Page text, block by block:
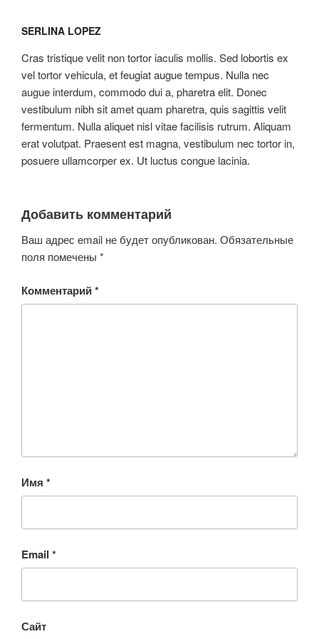
SERLINA LOPEZ
Cras tristique velit non tortor iaculis mollis. Sed lobortis ex
vel tortor vehicula, et feugiat augue tempus. Nulla nec
augue interdum, commodo dui a, pharetra elit. Donec
vestibulum nibh sit amet quam pharetra, quis sagittis velit
fermentum. Nulla aliquet nisl vitae facilisis rutrum. Aliquam
erat volutpat. Praesent est magna, vestibulum nec tortor in,
posuere ullamcorper ex. Ut luctus congue lacinia.
Добавить комментарий
Ваш адрес email не будет опубликован. Обязательные
поля помечены *
Комментарий*
Имя *
Email *
Сайт